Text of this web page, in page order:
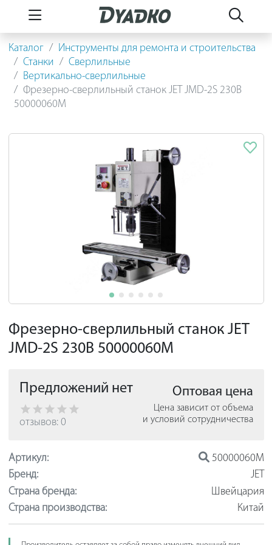
Каталог
Инструменты для ремонта и строительства
Станки
Сверлильные
Вертикально-сверлильные
Фрезерно-сверлильный станок JET JMD-2S 230В
50000060M
Фрезерно-сверлильный станок JET
JMD-2S 230В 50000060M
Предложений нет
отзывов: 0
Оптовая цена
Цена зависит от объема
и условий сотрудничества
Артикул:
50000060M
Бренд:
JET
Страна бренда:
Швейцария
Страна производства:
Китай